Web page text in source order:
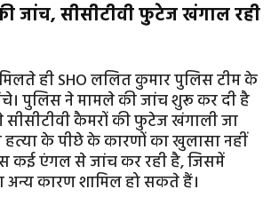
जांच, सीसीटीवी फुटेज खंगाल रही
ही SHO ललित कुमार पुलिस टीम के
पुलिस ने मामले की जांच शुरू कर दी है
कैमरों की फुटेज खंगाली जा
हत्या के पीछे के कारणों का खुलासा नहीं
कई एंगल से जांच कर रही है, जिसमें
अन्य कारण शामिल हो सकते हैं।